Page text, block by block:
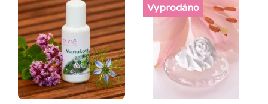
(1)
Vyprodáno